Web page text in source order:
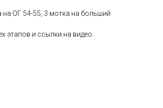
на ОГ 54-55, 3 мотка на больший
этапов и ссылки на видео.